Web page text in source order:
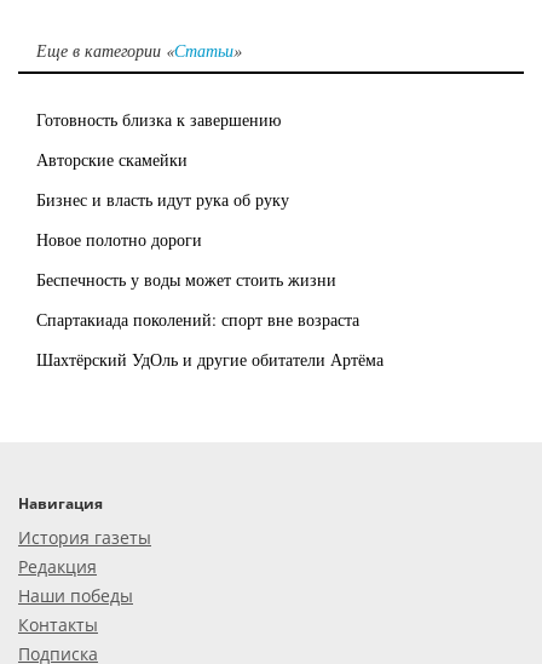
Еще в категории «Статьи»
Готовность близка к завершению
Авторские скамейки
Бизнес и власть идут рука об руку
Новое полотно дороги
Беспечность у воды может стоить жизни
Спартакиада поколений: спорт вне возраста
Шахтёрский УдОль и другие обитатели Артёма
Навигация
История газеты
Редакция
Наши победы
Контакты
Подписка